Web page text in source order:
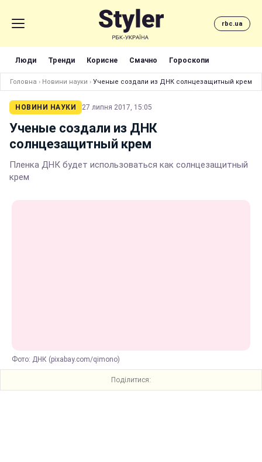
rbc.ua
Люди Тренди Корисне Смачно Гороскопи
Головна › Новини науки › Ученые создали из ДНК солнцезащитный крем
НОВИНИ НАУКИ 27 липня 2017, 15:05
Ученые создали из ДНК
солнцезащитный крем
Пленка ДНК будет использоваться как солнцезащитный
крем
Фото: ДНК (pixabay.com/qimono)
Поділитися: